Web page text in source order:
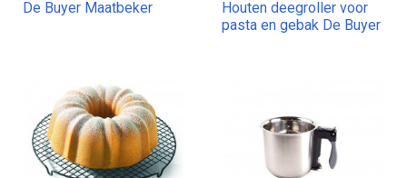
De Buyer Maatbeker
Houten deegroller voor
pasta en gebak De Buyer